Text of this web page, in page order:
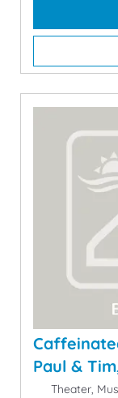
Paul &
Theater,